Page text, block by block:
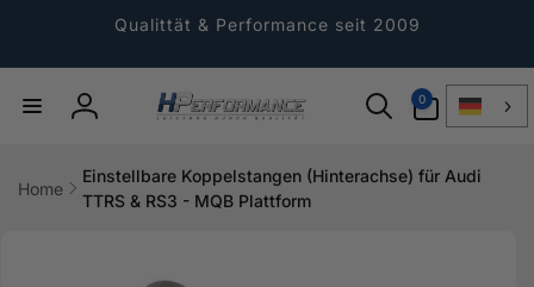
Qualittät & Performance seit 2009
Einloggen
0
Artikel
Home
Einstellbare Koppelstangen (Hinterachse) für Audi
TTRS & RS3 - MQB Plattform